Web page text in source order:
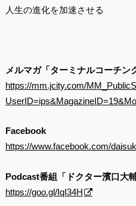
人生の進化を加速させる
メルマガ「ターミナルコーチン
https://mm.jcity.com/
Facebook
https://www.facebook.com/
Podcast番組「ドクター濱口大
https://goo.gl/IqI34H